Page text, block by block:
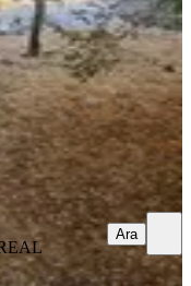
Çiftçi
Ara